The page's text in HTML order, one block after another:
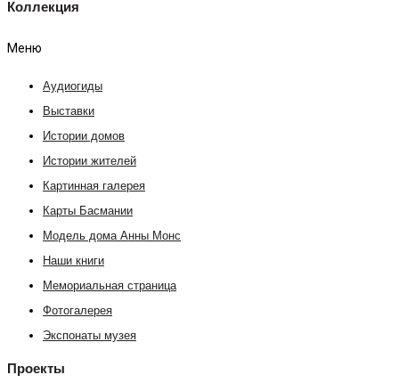
Коллекция
Меню
Аудиогиды
Выставки
Истории домов
Истории жителей
Картинная галерея
Карты Басмании
Модель дома Анны Монс
Наши книги
Мемориальная страница
Фотогалерея
Экспонаты музея
Проекты